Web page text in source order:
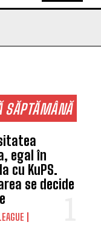
SĂPTĂMÂNĂ
egal în
cu KuPS.
se decide